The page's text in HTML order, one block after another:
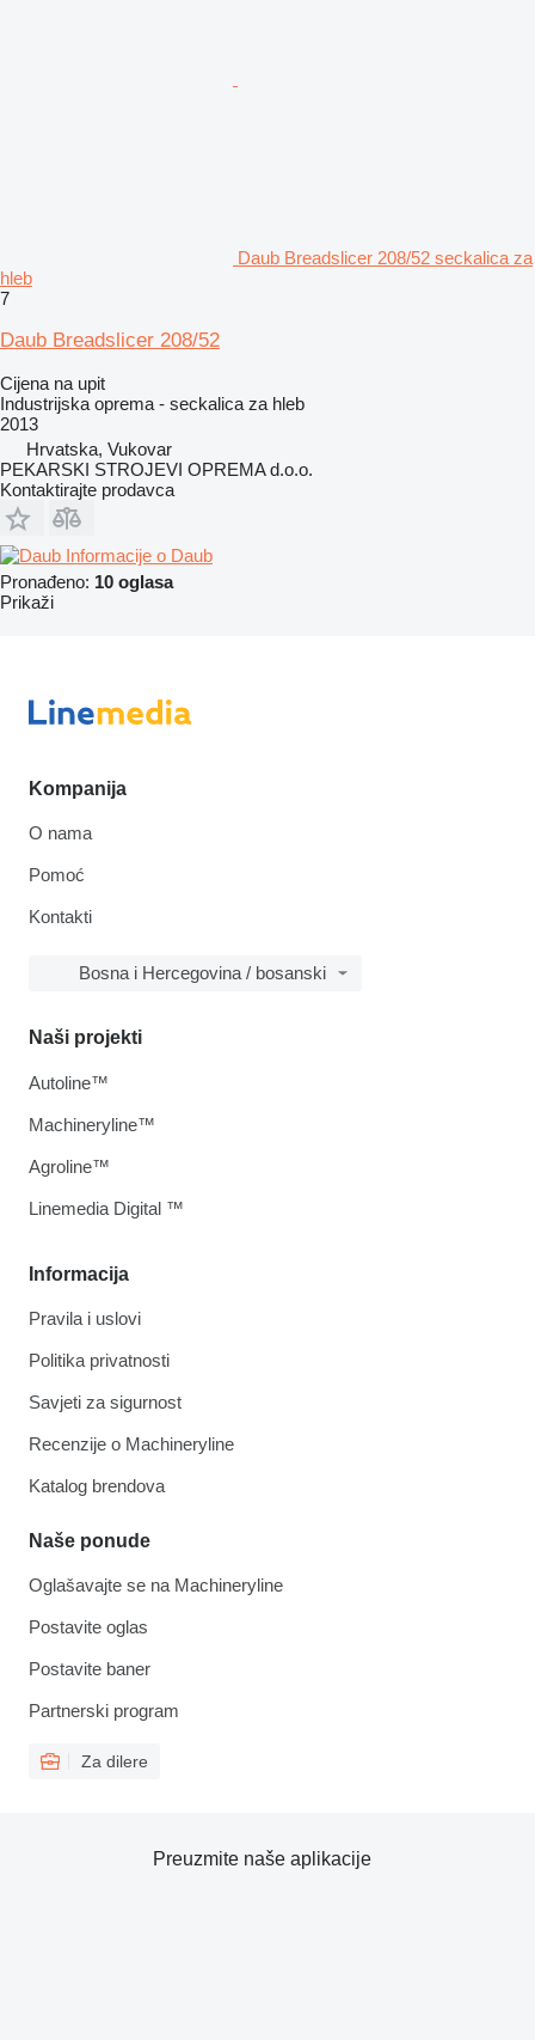
Daub Breadslicer 208/52 seckalica za
hleb
7
Daub Breadslicer 208/52
Cijena na upit
Industrijska oprema - seckalica za hleb
2013
Hrvatska, Vukovar
PEKARSKI STROJEVI OPREMA d.o.o.
Kontaktirajte prodavca
Informacije o Daub
Pronađeno: 10 oglasa
Prikaži
Kompanija
O nama
Pomoć
Kontakti
Bosna i Hercegovina / bosanski
Informacija
Pravila i uslovi
Politika privatnosti
Savjeti za sigurnost
Recenzije o Machineryline
Katalog brendova
Naše ponude
Oglašavajte se na Machineryline
Postavite oglas
Postavite baner
Partnerski program
Za dilere
Naši projekti
Autoline™
Machineryline™
Agroline™
Linemedia Digital ™
Preuzmite naše aplikacije